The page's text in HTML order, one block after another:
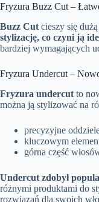
Fryzura Buzz Cut –
Buzz Cut cieszy się
stylizację, co czyni ją
bardziej wymagających
Fryzura Undercut –
Fryzura undercut to
można ją stylizować na
precyzyjne
kluczowym
górna część
Undercut zdobył
różnymi produktami do
rozwiązań dla swoich